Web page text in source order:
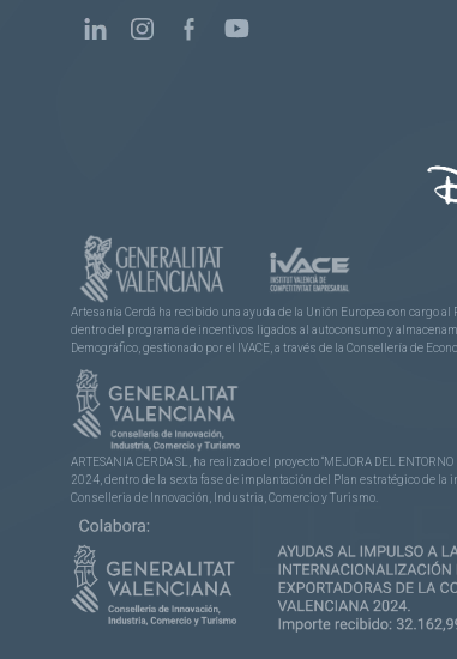
Artesanía Cerdá ha recibido una ayuda de la Unión Europea con cargo
dentro del programa de incentivos ligados al autoconsumo y
Demográfico, gestionado por el IVACE, a través de la Consellería de
ARTESANIA CERDA SL, ha realizado el proyecto “MEJORA DEL
2024, dentro de la sexta fase de implantación del Plan estratégico de
Conselleria de Innovación, Industria, Comercio y Turismo.